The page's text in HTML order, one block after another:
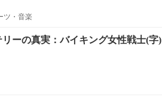
ツ・音楽
ーの真実：バイキング女性戦士(字)